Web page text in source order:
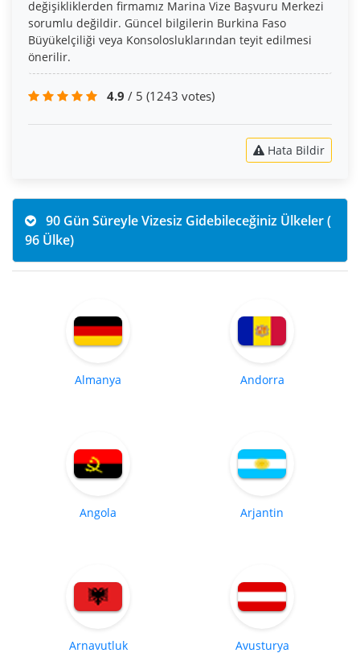
değişikliklerden firmamız Marina Vize Başvuru Merkezi
sorumlu değildir. Güncel bilgilerin Burkina Faso
Büyükelçiliği veya Konsolosluklarından teyit edilmesi
önerilir.
4.9 / 5 (1243 votes)
Hata Bildir
96 Ülke)
Almanya Andorra
Angola Arjantin
Arnavutluk Avusturya